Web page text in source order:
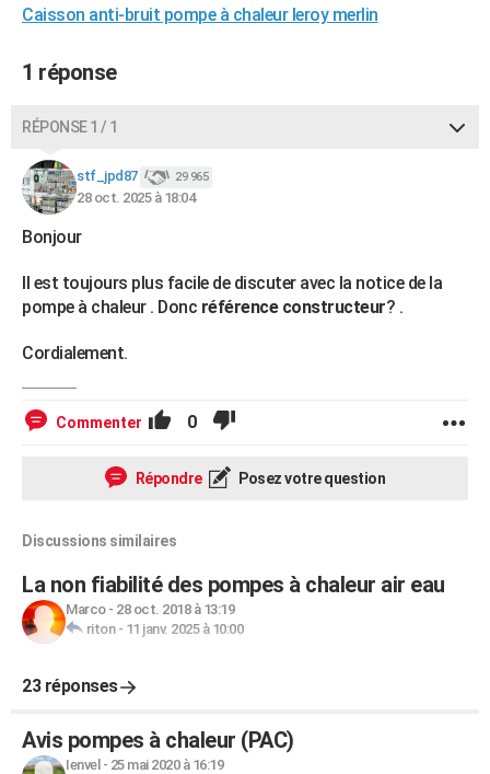
BONS PLANS
Dictionnaire
COPAINS D'AVANT
S'inscrire
Se connecter
Lycées
Collèges
Primaires
Universités
Entreprises
Service militaire
Avis de recherche
AVIS DE DÉCÈS
FORUM
Bricolage
Lifestyle
Culture
Sport
Auto
Television
Voyage
Cinema
Caisson anti-bruit pompe à chaleur leroy merlin
1 réponse
RÉPONSE 1 / 1
stf_jpd87 29 965
28 oct. 2025 à 18:04
Bonjour
Il est toujours plus facile de discuter avec la notice de la
pompe à chaleur . Donc référence constructeur? .
Cordialement.
Commenter 0
Répondre Posez votre question
Discussions similaires
La non fiabilité des pompes à chaleur air eau
Marco- 28 oct. 2018 à 13:19
riton- 11 janv. 2025 à 10:00
23 réponses
Avis pompes à chaleur (PAC)
Ienvel - 25 mai 2020 à 16:19